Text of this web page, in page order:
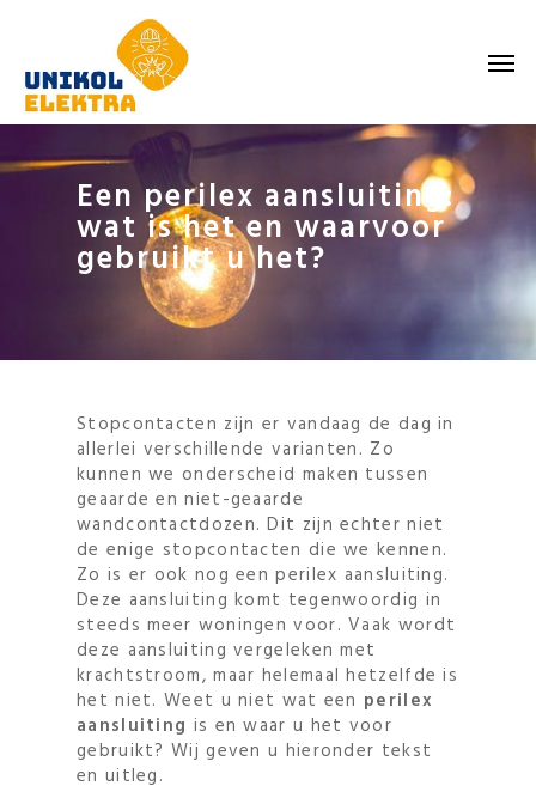
content
Een perilex aansluiting:
wat is het en waarvoor
gebruikt u het?
Stopcontacten zijn er vandaag de dag in
allerlei verschillende varianten. Zo
kunnen we onderscheid maken tussen
geaarde en niet-geaarde
wandcontactdozen. Dit zijn echter niet
de enige stopcontacten die we kennen.
Zo is er ook nog een perilex aansluiting.
Deze aansluiting komt tegenwoordig in
steeds meer woningen voor. Vaak wordt
deze aansluiting vergeleken met
krachtstroom, maar helemaal hetzelfde is
het niet. Weet u niet wat een perilex
aansluiting is en waar u het voor
gebruikt? Wij geven u hieronder tekst
en uitleg.